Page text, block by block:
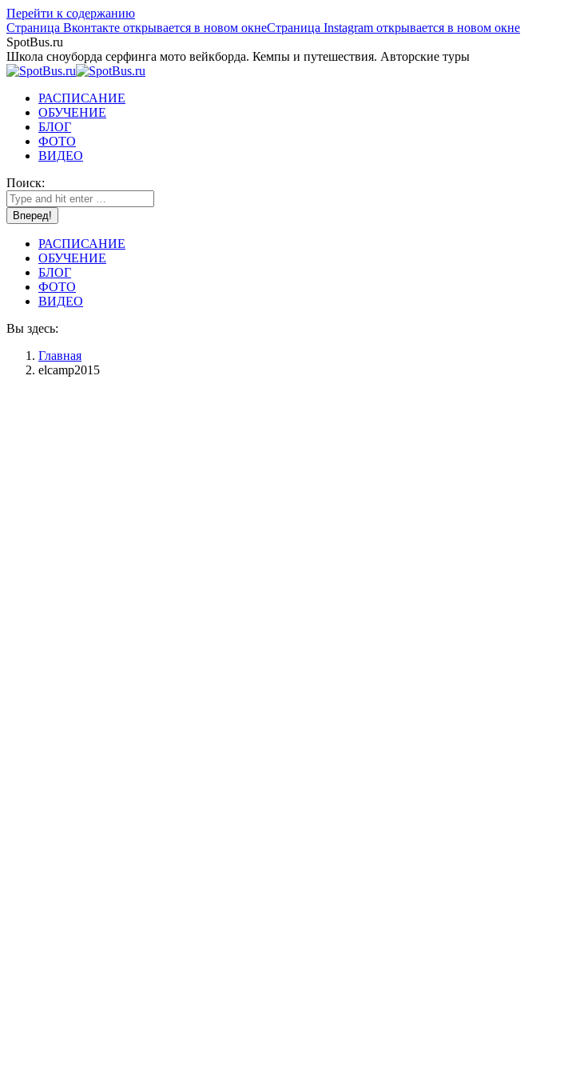
Перейти к содержанию
Страница Вконтакте открывается в новом окнеСтраница Instagram открывается в новом окне
SpotBus.ru
Школа сноуборда серфинга мото вейкборда. Кемпы и путешествия. Авторские туры
РАСПИСАНИЕ
ОБУЧЕНИЕ
БЛОГ
ФОТО
ВИДЕО
Поиск:
РАСПИСАНИЕ
ОБУЧЕНИЕ
БЛОГ
ФОТО
ВИДЕО
Вы здесь:
Главная
elcamp2015